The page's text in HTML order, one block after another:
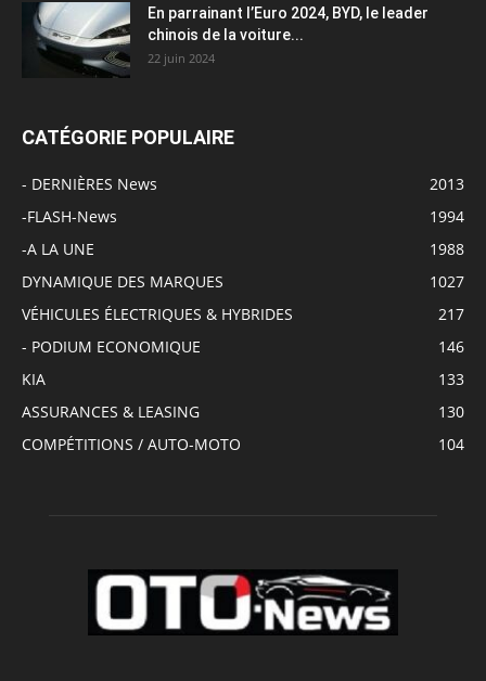
En parrainant l’Euro 2024, BYD, le leader
chinois de la voiture...
22 juin 2024
CATÉGORIE POPULAIRE
- DERNIÈRES News
2013
-FLASH-News
1994
-A LA UNE
1988
DYNAMIQUE DES MARQUES
1027
VÉHICULES ÉLECTRIQUES & HYBRIDES
217
- PODIUM ECONOMIQUE
146
KIA
133
ASSURANCES & LEASING
130
COMPÉTITIONS / AUTO-MOTO
104